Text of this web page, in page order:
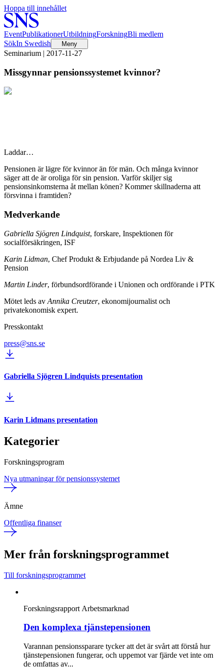
Hoppa till innehållet
EventPublikationerUtbildningForskningBli medlem
SökIn Swedish Meny
Seminarium | 2017-11-27
Missgynnar pensionssystemet kvinnor?
Laddar…
Pensionen är lägre för kvinnor än för män. Och många kvinnor
säger att de är oroliga för sin pension. Varför skiljer sig
pensionsinkomsterna åt mellan könen? Kommer skillnaderna att
försvinna i framtiden?
Medverkande
Gabriella Sjögren Lindquist, forskare, Inspektionen för
socialförsäkringen, ISF
Karin Lidman, Chef Produkt & Erbjudande på Nordea Liv &
Pension
Martin Linder, förbundsordförande i Unionen och ordförande i PTK
Mötet leds av Annika Creutzer, ekonomijournalist och
privatekonomisk expert.
Presskontakt
press@sns.se
Gabriella Sjögren Lindquists presentation
Karin Lidmans presentation
Kategorier
Forskningsprogram
Nya utmaningar för pensionssystemet
Ämne
Offentliga finanser
Mer från forskningsprogrammet
Till forskningsprogrammet
Forskningsrapport Arbetsmarknad
Den komplexa tjänstepensionen
Varannan pensionssparare tycker att det är svårt att förstå hur
tjänstepensionen fungerar, och uppemot var fjärde vet inte om
de omfattas av...